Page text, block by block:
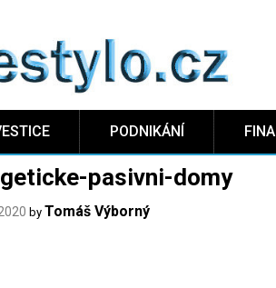
PODNIKÁNÍ
pasivni-domy
by Tomáš Výborný